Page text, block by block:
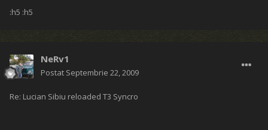
:h5 :h5
NeRv1
Postat Septembrie 22, 2009
Re: Lucian Sibiu reloaded T3 Syncro